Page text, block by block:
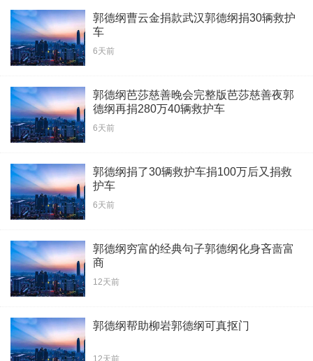
郭德纲曹云金捐款武汉郭德纲捐30辆救护
车
6天前
郭德纲芭莎慈善晚会完整版芭莎慈善夜郭
德纲再捐280万40辆救护车
6天前
郭德纲捐了30辆救护车捐100万后又捐救
护车
6天前
郭德纲穷富的经典句子郭德纲化身吝啬富
商
12天前
郭德纲帮助柳岩郭德纲可真抠门
12天前